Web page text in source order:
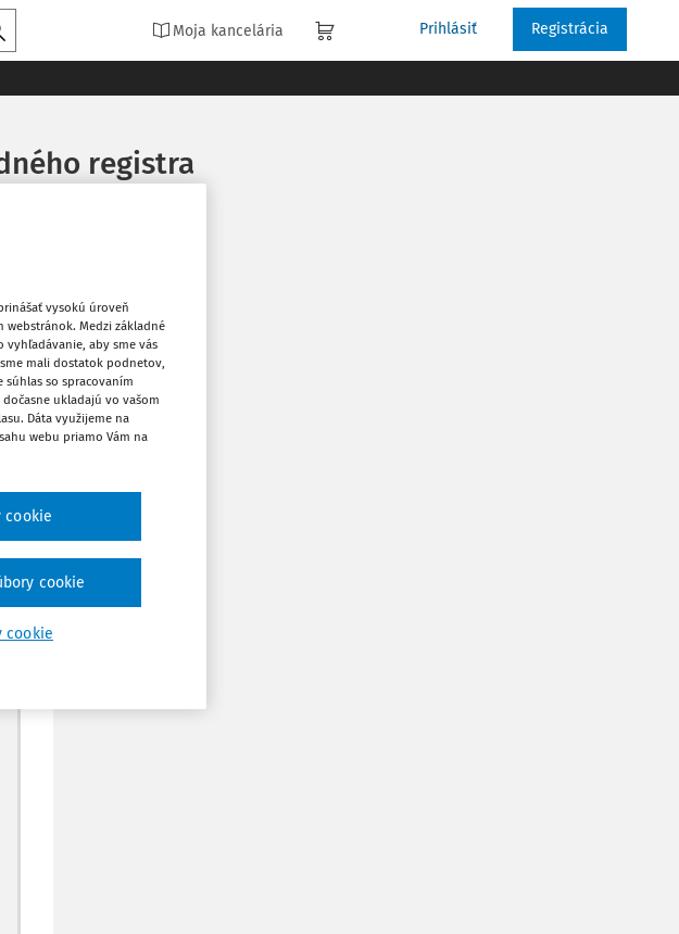
Moja kancelária Prihlásiť Registrácia
registra
Vytlačiť
Obľúbené
Stiahnuť
vysokú úroveň
Medzi základné
aby sme vás
mali dostatok podnetov,
so spracovaním
ukladajú vo vašom
Dáta využijeme na
webu priamo Vám na
cookie
cookie
cookie